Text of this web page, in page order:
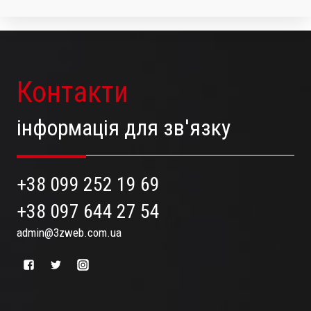
Контакти
інформація для зв'язку
+38 099 252 19 69
+38 097 644 27 54
admin@3zweb.com.ua